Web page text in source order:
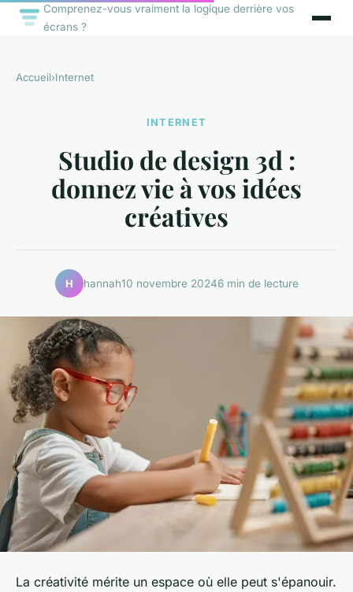
Comprenez-vous vraiment la logique derrière vos
écrans ?
Accueil›Internet
INTERNET
Studio de design 3d :
donnez vie à vos idées
créatives
H hannah10 novembre 20246 min de lecture
La créativité mérite un espace où elle peut s'épanouir.